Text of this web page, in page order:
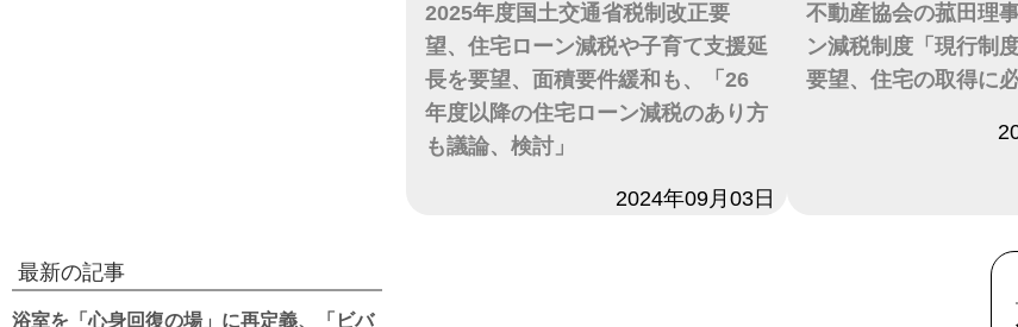
2025年度国土交通省税制改正要
望、住宅ローン減税や子育て支援延
長を要望、面積要件緩和も、「26
年度以降の住宅ローン減税のあり方
も議論、検討」
2024年09月03日
不動産協会の菰田理
ン減税制度「現行制
要望、住宅の取得に
最新の記事
浴室を「心身回復の場」に再定義、「ビバ